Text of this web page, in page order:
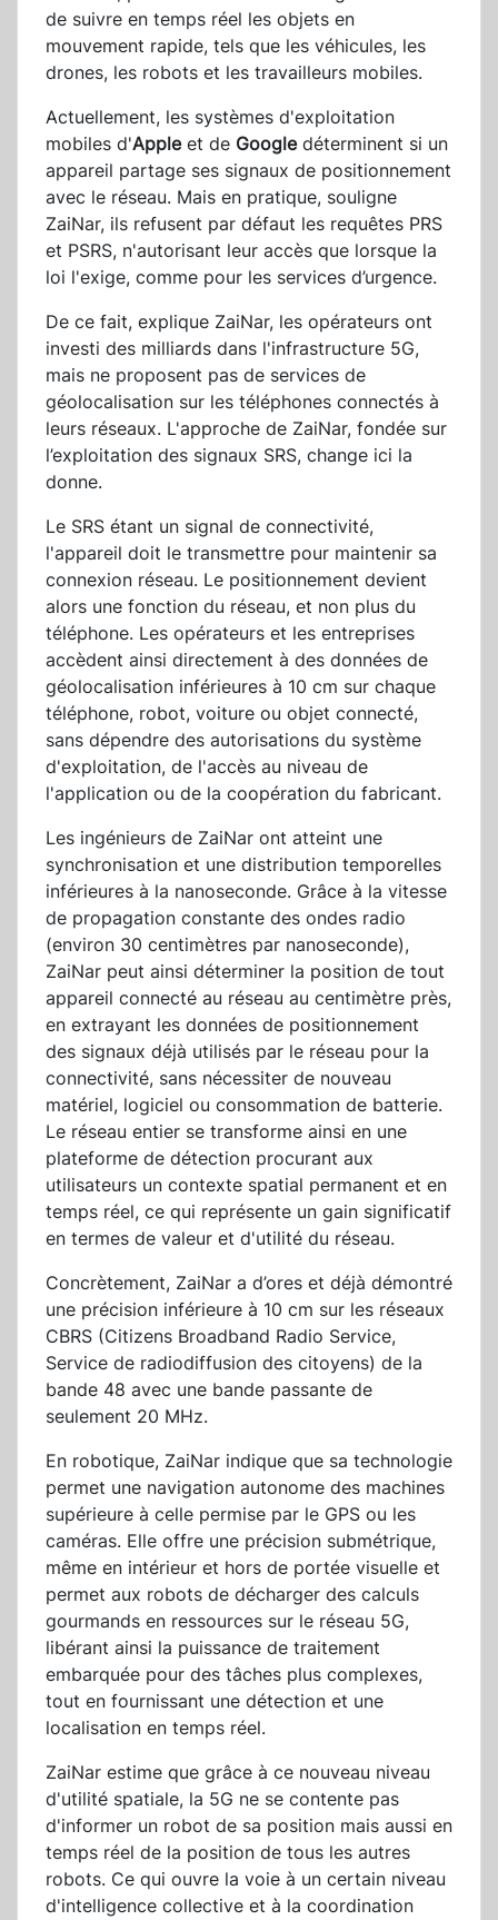
de suivre en temps réel les objets en
mouvement rapide, tels que les véhicules, les
drones, les robots et les travailleurs mobiles.
Actuellement, les systèmes d'exploitation
mobiles d'Appleet de Googledéterminent si un
appareil partage ses signaux de positionnement
avec le réseau. Mais en pratique, souligne
ZaiNar, ils refusent par défaut les requêtes PRS
et PSRS, n'autorisant leur accès que lorsque la
loi l'exige, comme pour les services d’urgence.
De ce fait, explique ZaiNar, les opérateurs ont
investi des milliards dans l'infrastructure 5G,
mais ne proposent pas de services de
géolocalisation sur les téléphones connectés à
leurs réseaux. L'approche de ZaiNar, fondée sur
l’exploitation des signaux SRS, change ici la
donne.
Le SRS étant un signal de connectivité,
l'appareil doit le transmettre pour maintenir sa
connexion réseau. Le positionnement devient
alors une fonction du réseau, et non plus du
téléphone. Les opérateurs et les entreprises
accèdent ainsi directement à des données de
géolocalisation inférieures à 10 cm sur chaque
téléphone, robot, voiture ou objet connecté,
sans dépendre des autorisations du système
d'exploitation, de l'accès au niveau de
l'application ou de la coopération du fabricant.
Les ingénieurs de ZaiNar ont atteint une
synchronisation et une distribution temporelles
inférieures à la nanoseconde. Grâce à la vitesse
de propagation constante des ondes radio
(environ 30 centimètres par nanoseconde),
ZaiNar peut ainsi déterminer la position de tout
appareil connecté au réseau au centimètre près,
en extrayant les données de positionnement
des signaux déjà utilisés par le réseau pour la
connectivité, sans nécessiter de nouveau
matériel, logiciel ou consommation de batterie.
Le réseau entier se transforme ainsi en une
plateforme de détection procurant aux
utilisateurs un contexte spatial permanent et en
temps réel, ce qui représente un gain significatif
en termes de valeur et d'utilité du réseau.
Concrètement, ZaiNar a d’ores et déjà démontré
une précision inférieure à 10 cm sur les réseaux
CBRS (Citizens Broadband Radio Service,
Service de radiodiffusion des citoyens) de la
bande 48 avec une bande passante de
seulement 20 MHz.
En robotique, ZaiNar indique que sa technologie
permet une navigation autonome des machines
supérieure à celle permise par le GPS ou les
caméras. Elle offre une précision submétrique,
même en intérieur et hors de portée visuelle et
permet aux robots de décharger des calculs
gourmands en ressources sur le réseau 5G,
libérant ainsi la puissance de traitement
embarquée pour des tâches plus complexes,
tout en fournissant une détection et une
localisation en temps réel.
ZaiNar estime que grâce à ce nouveau niveau
d'utilité spatiale, la 5G ne se contente pas
d'informer un robot de sa position mais aussi en
temps réel de la position de tous les autres
robots. Ce qui ouvre la voie à un certain niveau
d'intelligence collective et à la coordination